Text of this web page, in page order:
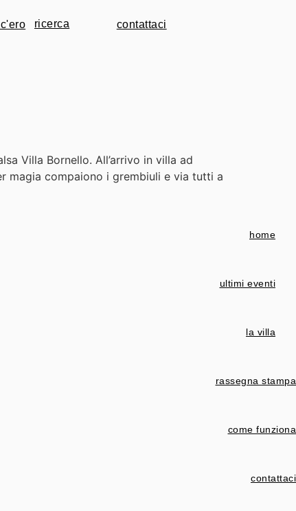
contattaci
Villa Bornello. All’arrivo in villa ad
magia compaiono i grembiuli e via tutti a
home
ultimi eventi
la villa
rassegna stampa
come funziona
contattaci